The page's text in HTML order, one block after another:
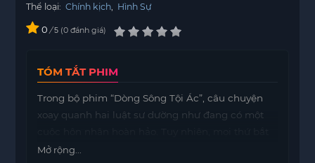
Thể loại: Chính kịch Hình Sự
0 / 5 0 đánh giá
TÓM TẮT PHIM
Trong bộ phim “Dòng Sông Tội Ác”, câu chuyện
xoay quanh hai luật sư dường như đang có một
đầu thay đổi khi kẻ sát nhân khét tiếng trong quá
Mở rộng...